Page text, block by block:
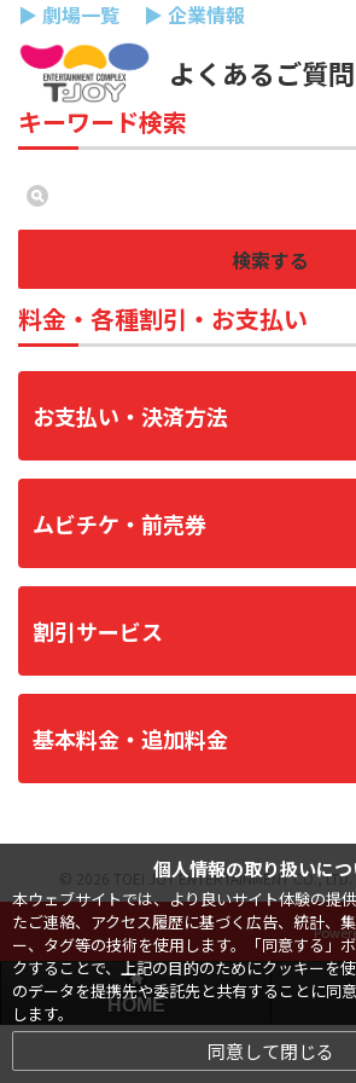
▶ 劇場一覧 ▶ 企業情報
よくあるご質問
個人情報の取り扱いに
本ウェブサイトでは、より良いサイト体験の提
たご連絡、アクセス履歴に基づく広告、統計、
ー、タグ等の技術を使用します。「同意する」
クすることで、上記の目的のためにクッキーを
のデータを提携先や委託先と共有することに同
します。
同意して閉じる
キーワード検索
検索する
料金・各種割引・お支払い
お支払い・決済方法
ムビチケ・前売券
割引サービス
基本料金・追加料金
© 2026 TOEI JOY ENTERTAINMENT CO., LTD.
HOME